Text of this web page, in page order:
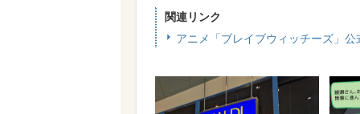
関連リンク
アニメ「ブレイブウィッチーズ」公